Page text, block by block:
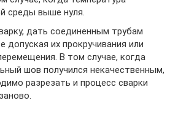
среды выше нуля.
дать соединенным трубам
допуская их прокручивания или
В том случае, когда
шов получился некачественным,
разрезать и процесс сварки